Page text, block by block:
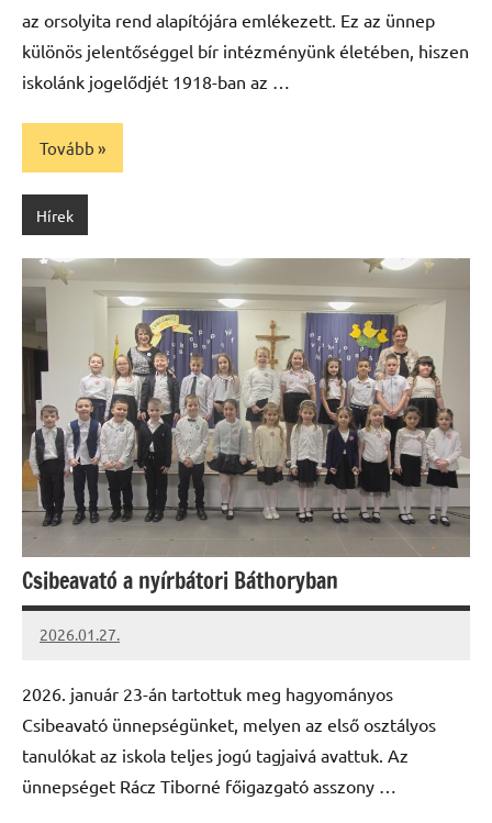
az orsolyita rend alapítójára emlékezett. Ez az ünnep
különös jelentőséggel bír intézményünk életében, hiszen
iskolánk jogelődjét 1918-ban az …
Tovább
Hírek
Csibeavató a nyírbátori Báthoryban
2026.01.27.
Leiszt
2026. január 23-án tartottuk meg hagyományos
Csibeavató ünnepségünket, melyen az első osztályos
tanulókat az iskola teljes jogú tagjaivá avattuk. Az
ünnepséget Rácz Tiborné főigazgató asszony …